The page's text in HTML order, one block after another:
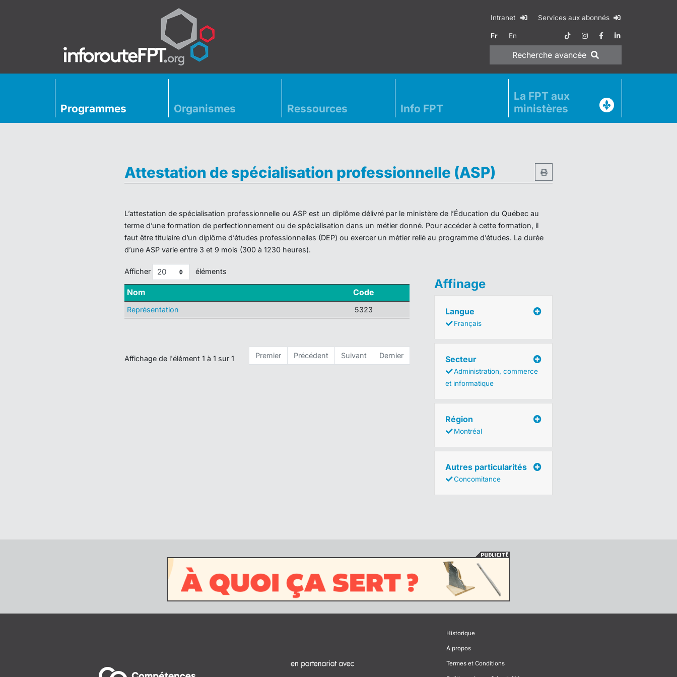
Intranet Services aux abonnés
Fr En
Recherche avancée
Programmes Organismes Ressources Info FPT
La FPT aux
ministères
Attestation de spécialisation professionnelle (ASP)
L’attestation de spécialisation professionnelle ou ASP est un diplôme délivré par le ministère de l’Éducation du Québec au
terme d’une formation de perfectionnement ou de spécialisation dans un métier donné. Pour accéder à cette formation, il
faut être titulaire d’un diplôme d’études professionnelles (DEP) ou exercer un métier relié au programme d’études. La durée
d’une ASP varie entre 3 et 9 mois (300 à 1230 heures).
Afficher éléments
Nom Code
Représentation 5323
Affichage de l'élément 1 à 1 sur 1 Premier Précédent Suivant Dernier
Affinage
Langue
Français
Secteur
Administration, commerce
et informatique
Région
Montréal
Autres particularités
Concomitance
Historique
À propos
Termes et Conditions